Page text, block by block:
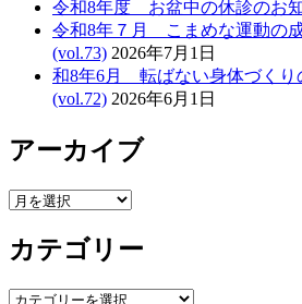
令和8年度 お盆中の休診のお
令和8年７月 こまめな運動の
(vol.73) 2026年7月1日
和8年6月 転ばない身体づく
(vol.72) 2026年6月1日
アーカイブ
ア
カ
イ
ブ
カテゴリー
カ